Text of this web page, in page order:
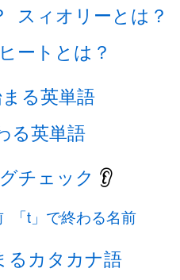
スィオリーとは？
ヒートとは？
まる英単語
る英単語
チェック 👂
「t」で終わる名前
るカタカナ語